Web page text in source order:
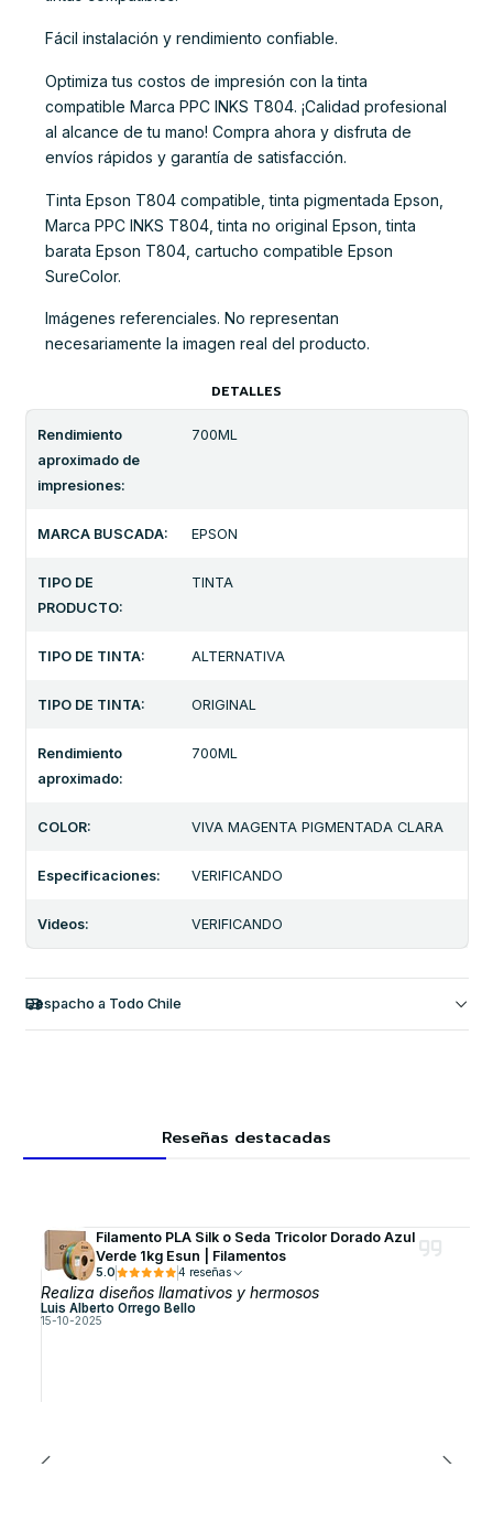
Fácil instalación y rendimiento confiable.
Optimiza tus costos de impresión con la tinta
compatible Marca PPC INKS T804. ¡Calidad profesional
al alcance de tu mano! Compra ahora y disfruta de
envíos rápidos y garantía de satisfacción.
Tinta Epson T804 compatible, tinta pigmentada Epson,
Marca PPC INKS T804, tinta no original Epson, tinta
barata Epson T804, cartucho compatible Epson
SureColor.
Imágenes referenciales. No representan
necesariamente la imagen real del producto.
DETALLES
Rendimiento
aproximado de
impresiones:
700ML
MARCA BUSCADA: EPSON
TIPO DE
PRODUCTO:
TINTA
TIPO DE TINTA: ALTERNATIVA
TIPO DE TINTA: ORIGINAL
Rendimiento
aproximado:
700ML
COLOR: VIVA MAGENTA PIGMENTADA CLARA
Especificaciones: VERIFICANDO
Videos: VERIFICANDO
Despacho a Todo Chile
Reseñas destacadas
Filamento PLA Silk o Seda Tricolor Dorado Azul
Verde 1kg Esun | Filamentos
5.0 4 reseñas
Realiza diseños llamativos y hermosos
Luis Alberto Orrego Bello
15-10-2025